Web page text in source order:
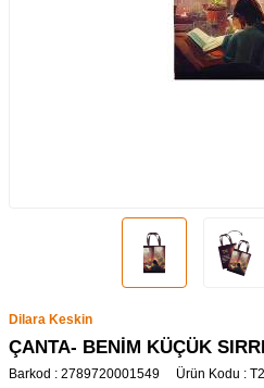
Dilara Keskin
ÇANTA- BENİM KÜÇÜK
Barkod : 2789720001549 Ürün Kodu :